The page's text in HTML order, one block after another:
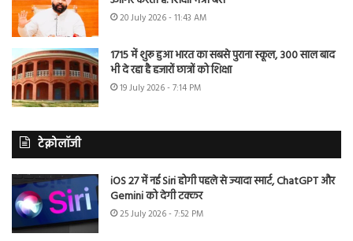
20 July 2026 - 11:43 AM
1715 में शुरू हुआ भारत का सबसे पुराना स्कूल, 300 साल बाद
भी दे रहा है हजारों छात्रों को शिक्षा
19 July 2026 - 7:14 PM
टेक्नोलॉजी
iOS 27 में नई Siri होगी पहले से ज्यादा स्मार्ट, ChatGPT और
Gemini को देगी टक्कर
25 July 2026 - 7:52 PM